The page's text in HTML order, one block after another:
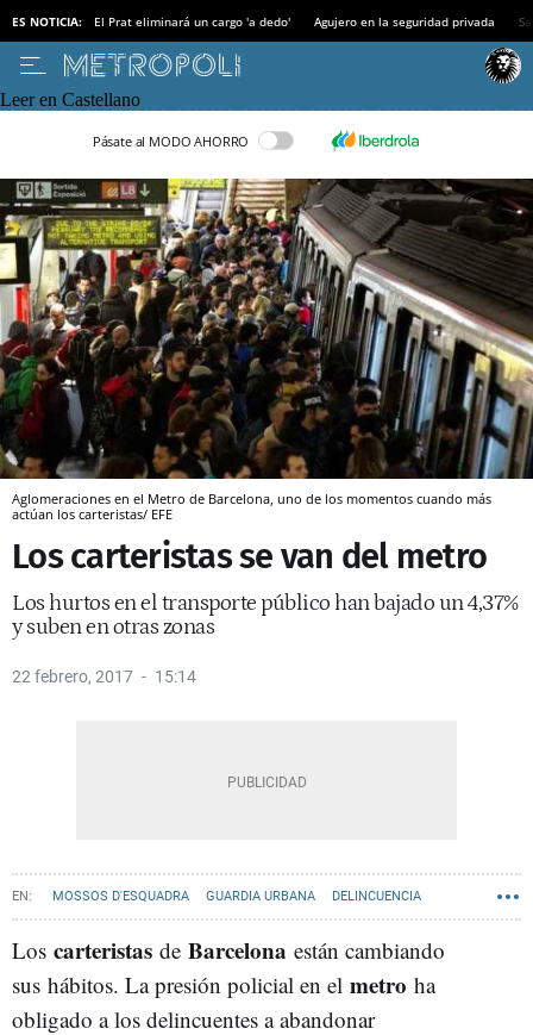
ES NOTICIA: El Prat eliminará un cargo 'a dedo' Agujero en la seguridad privada
Leer en Castellano
Pásate al MODO AHORRO
Aglomeraciones en el Metro de Barcelona, uno de los momentos cuando más
actúan los carteristas/ EFE
Los carteristas se van del metro
Los hurtos en el transporte público han bajado un 4,37%
y suben en otras zonas
22 febrero, 2017 15:14
MOSSOS D'ESQUADRA GUARDIA URBANA DELINCUENCIA
Los carteristas de Barcelona están cambiando
sus hábitos. La presión policial en el metro ha
obligado a los delincuentes a abandonar